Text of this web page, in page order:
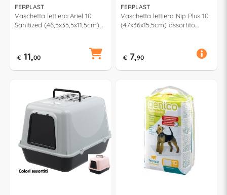
FERPLAST
Vaschetta lettiera Ariel 10
Sanitized (46,5x35,5x11,5cm)
€ 11,00
FERPLAST
Vaschetta lettiera Nip Plus 10
(47x36x15,5cm) assortito
€ 7,90